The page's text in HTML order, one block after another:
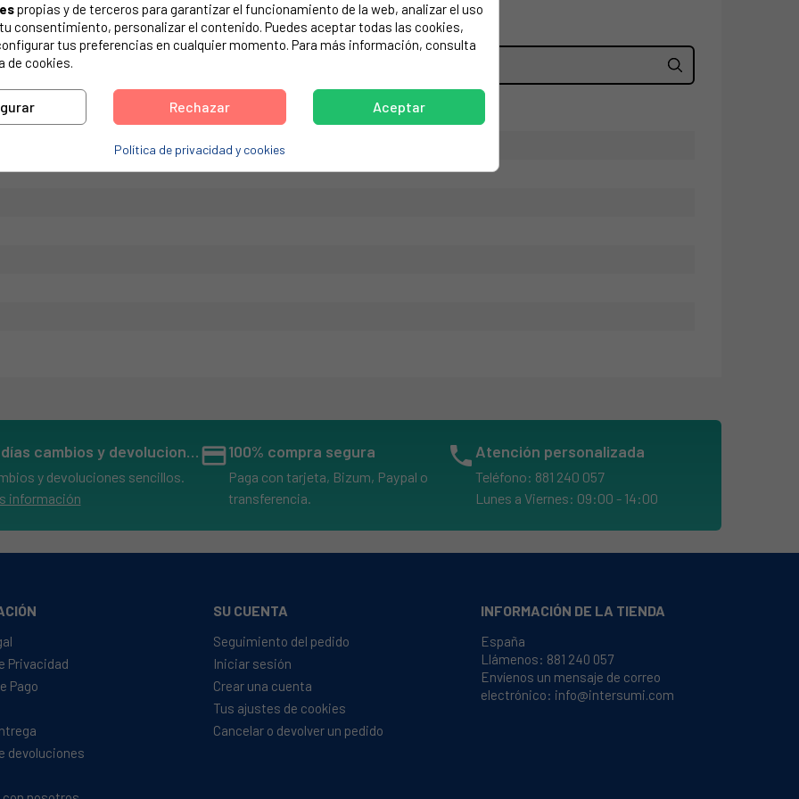
tu electrodoméstico. Suele estar formado por números y letras.
BAUKNECHT, WHIRLPOOL, ETC.
14 días cambios y devoluciones
y devoluciones sencillos.
información
credit_card100% compra segura
Paga con tarjeta, Bizum, Paypal o
transferencia.
phone Atención personalizada
Teléfono: 881 240 057
Lunes a Viernes: 09:00 - 14:00
Privacidad
Pago
devoluciones
SU CUENTA
Seguimiento del pedido
Iniciar sesión
Crear una cuenta
Tus ajustes de cookies
Cancelar o devolver un pedido
INFORMACIÓN DE LA TIENDA
España
Llámenos: 881 240 057
Envíenos un mensaje de correo
electrónico: info@intersumi.com
propias y de terceros para garantizar el funcionamiento de la web, analizar el uso
consentimiento, personalizar el contenido. Puedes aceptar todas las cookies,
tus preferencias en cualquier momento. Para más información, consulta
de cookies.
Rechazar Aceptar
Política de privacidad y cookies